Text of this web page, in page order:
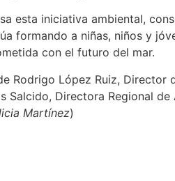
esta iniciativa ambiental,
formando a niñas, niños y
con el futuro del mar.
Rodrigo López Ruiz,
Salcido, Directora Regional
Martínez)